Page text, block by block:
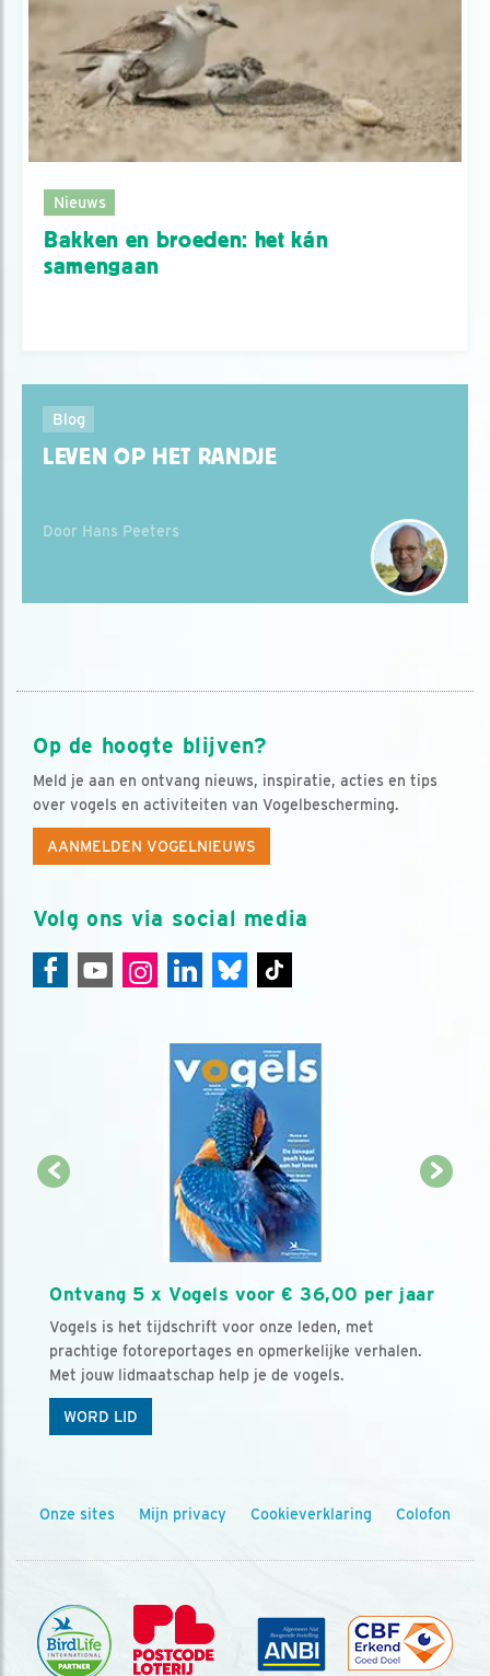
Nieuws
Bakken en broeden: het kán
samengaan
Blog
LEVEN OP HET RANDJE
Door Hans Peeters
Op de hoogte blijven?
Meld je aan en ontvang nieuws, inspiratie, acties en tips
over vogels en activiteiten van Vogelbescherming.
AANMELDEN VOGELNIEUWS
Volg ons via social media
Ontvang 5 x Vogels voor € 36,00 per jaar
Vogels is het tijdschrift voor onze leden, met
prachtige fotoreportages en opmerkelijke verhalen.
Met jouw lidmaatschap help je de vogels.
WORD LID
Onze sites Mijn privacy Cookieverklaring Colofon